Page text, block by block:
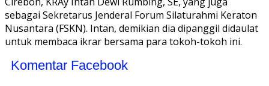
sebagai Sekretarus Jenderal Forum Silaturahmi Keraton
Nusantara (FSKN). Intan, demikian dia dipanggil didaulat
untuk membaca ikrar bersama para tokoh-tokoh ini.
Komentar Facebook